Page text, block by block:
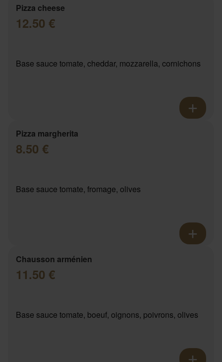
Pizza cheese
12.50 €
Base sauce tomate, cheddar, mozzarella, cornichons
Pizza margherita
8.50 €
Base sauce tomate, fromage, olives
Chausson arménien
11.50 €
Base sauce tomate, boeuf, oignons, poivrons, olives